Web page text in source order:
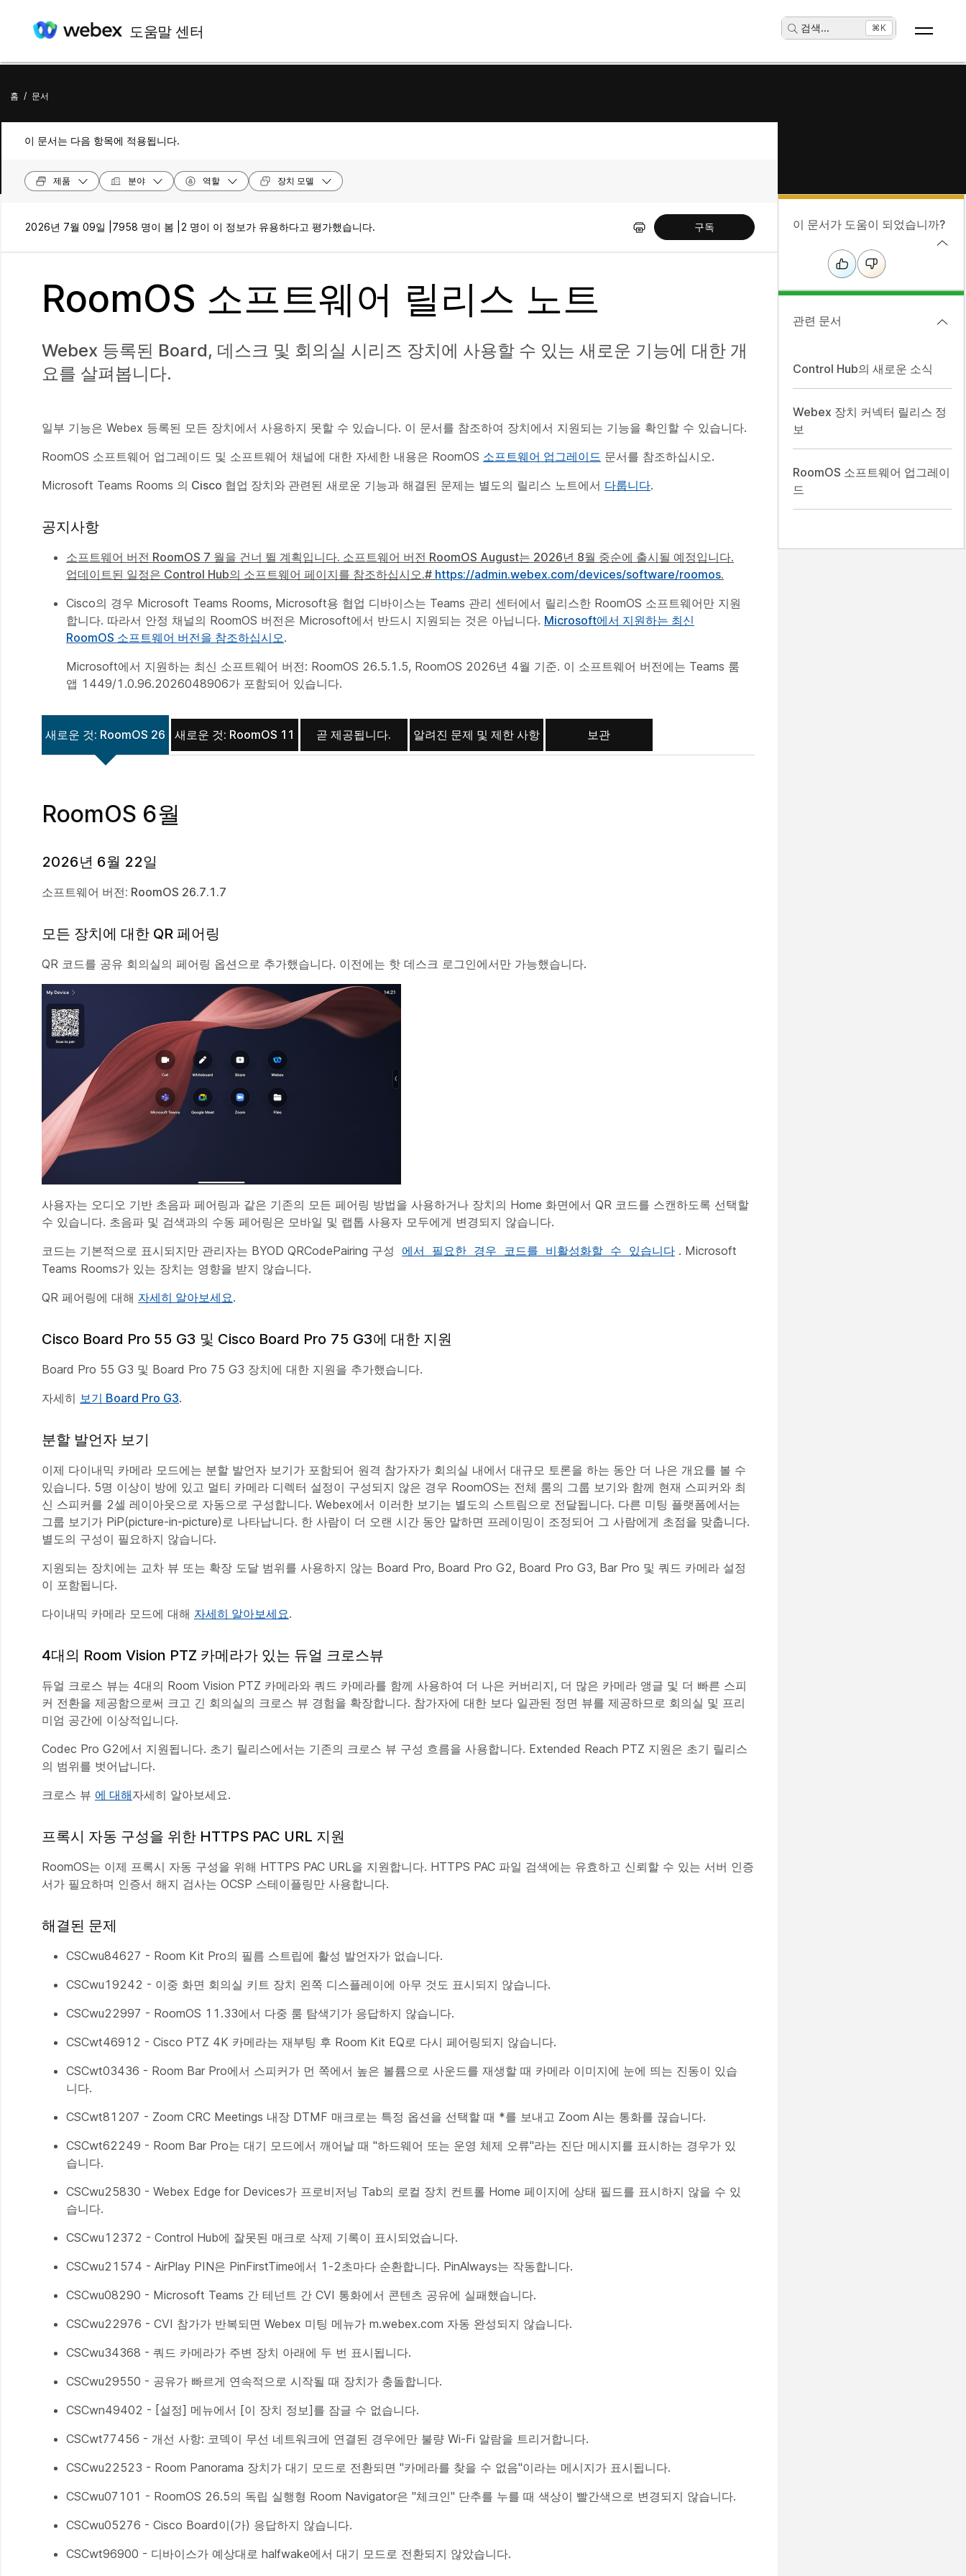
도움말 센터 검색... ⌘K
홈 / 문서
이 문서는 다음 항목에 적용됩니다.
제품 분야 역할 장치 모델
2026년 7월 09일 | 7958 명이 봄 | 2 명이 이 정보가 유용하다고 평가했습니다. 구독
RoomOS 소프트웨어 릴리스 노트
Webex 등록된 Board, 데스크 및 회의실 시리즈 장치에 사용할 수 있는 새로운 기능에 대한 개
요를 살펴봅니다.
일부 기능은 Webex 등록된 모든 장치에서 사용하지 못할 수 있습니다. 이 문서를 참조하여 장치에서 지원되는 기능을 확인할 수 있습니다.
RoomOS 소프트웨어 업그레이드 및 소프트웨어 채널에 대한 자세한 내용은 RoomOS 소프트웨어 업그레이드 문서를 참조하십시오.
Microsoft Teams Rooms 의 Cisco 협업 장치와 관련된 새로운 기능과 해결된 문제는 별도의 릴리스 노트에서 다룹니다.
공지사항
소프트웨어 버전 RoomOS 7 월을 건너 뛸 계획입니다. 소프트웨어 버전 RoomOS August는 2026년 8월 중순에 출시될 예정입니다.
업데이트된 일정은 Control Hub의 소프트웨어 페이지를 참조하십시오.# https://admin.webex.com/devices/software/roomos.
Cisco의 경우 Microsoft Teams Rooms, Microsoft용 협업 디바이스는 Teams 관리 센터에서 릴리스한 RoomOS 소프트웨어만 지원
합니다. 따라서 안정 채널의 RoomOS 버전은 Microsoft에서 반드시 지원되는 것은 아닙니다. Microsoft에서 지원하는 최신
RoomOS 소프트웨어 버전을 참조하십시오.
Microsoft에서 지원하는 최신 소프트웨어 버전: RoomOS 26.5.1.5, RoomOS 2026년 4월 기준. 이 소프트웨어 버전에는 Teams 룸
앱 1449/1.0.96.2026048906가 포함되어 있습니다.
새로운 것: RoomOS 26 새로운 것: RoomOS 11 곧 제공됩니다. 알려진 문제 및 제한 사항 보관
RoomOS 6월
2026년 6월 22일
소프트웨어 버전: RoomOS 26.7.1.7
모든 장치에 대한 QR 페어링
QR 코드를 공유 회의실의 페어링 옵션으로 추가했습니다. 이전에는 핫 데스크 로그인에서만 가능했습니다.
사용자는 오디오 기반 초음파 페어링과 같은 기존의 모든 페어링 방법을 사용하거나 장치의 Home 화면에서 QR 코드를 스캔하도록 선택할
수 있습니다. 초음파 및 검색과의 수동 페어링은 모바일 및 랩톱 사용자 모두에게 변경되지 않습니다.
코드는 기본적으로 표시되지만 관리자는 BYOD QRCodePairing 구성
에서 필요한 경우 코드를 비활성화할 수 있습니다 . Microsoft
Teams Rooms가 있는 장치는 영향을 받지 않습니다.
QR 페어링에 대해 자세히 알아보세요.
Cisco Board Pro 55 G3 및 Cisco Board Pro 75 G3에 대한 지원
Board Pro 55 G3 및 Board Pro 75 G3 장치에 대한 지원을 추가했습니다.
자세히 보기 Board Pro G3.
분할 발언자 보기
이제 다이내믹 카메라 모드에는 분할 발언자 보기가 포함되어 원격 참가자가 회의실 내에서 대규모 토론을 하는 동안 더 나은 개요를 볼 수
있습니다. 5명 이상이 방에 있고 멀티 카메라 디렉터 설정이 구성되지 않은 경우 RoomOS는 전체 룸의 그룹 보기와 함께 현재 스피커와 최
신 스피커를 2셀 레이아웃으로 자동으로 구성합니다. Webex에서 이러한 보기는 별도의 스트림으로 전달됩니다. 다른 미팅 플랫폼에서는
그룹 보기가 PiP(picture-in-picture)로 나타납니다. 한 사람이 더 오랜 시간 동안 말하면 프레이밍이 조정되어 그 사람에게 초점을 맞춥니다.
별도의 구성이 필요하지 않습니다.
지원되는 장치에는 교차 뷰 또는 확장 도달 범위를 사용하지 않는 Board Pro, Board Pro G2, Board Pro G3, Bar Pro 및 쿼드 카메라 설정
이 포함됩니다.
다이내믹 카메라 모드에 대해 자세히 알아보세요.
4대의 Room Vision PTZ 카메라가 있는 듀얼 크로스뷰
듀얼 크로스 뷰는 4대의 Room Vision PTZ 카메라와 쿼드 카메라를 함께 사용하여 더 나은 커버리지, 더 많은 카메라 앵글 및 더 빠른 스피
커 전환을 제공함으로써 크고 긴 회의실의 크로스 뷰 경험을 확장합니다. 참가자에 대한 보다 일관된 정면 뷰를 제공하므로 회의실 및 프리
미엄 공간에 이상적입니다.
Codec Pro G2에서 지원됩니다. 초기 릴리스에서는 기존의 크로스 뷰 구성 흐름을 사용합니다. Extended Reach PTZ 지원은 초기 릴리스
의 범위를 벗어납니다.
크로스 뷰 에 대해자세히 알아보세요.
프록시 자동 구성을 위한 HTTPS PAC URL 지원
RoomOS는 이제 프록시 자동 구성을 위해 HTTPS PAC URL을 지원합니다. HTTPS PAC 파일 검색에는 유효하고 신뢰할 수 있는 서버 인증
서가 필요하며 인증서 해지 검사는 OCSP 스테이플링만 사용합니다.
해결된 문제
CSCwu84627 - Room Kit Pro의 필름 스트립에 활성 발언자가 없습니다.
CSCwu19242 - 이중 화면 회의실 키트 장치 왼쪽 디스플레이에 아무 것도 표시되지 않습니다.
CSCwu22997 - RoomOS 11.33에서 다중 룸 탐색기가 응답하지 않습니다.
CSCwt46912 - Cisco PTZ 4K 카메라는 재부팅 후 Room Kit EQ로 다시 페어링되지 않습니다.
CSCwt03436 - Room Bar Pro에서 스피커가 먼 쪽에서 높은 볼륨으로 사운드를 재생할 때 카메라 이미지에 눈에 띄는 진동이 있습
니다.
CSCwt81207 - Zoom CRC Meetings 내장 DTMF 매크로는 특정 옵션을 선택할 때 *를 보내고 Zoom AI는 통화를 끊습니다.
CSCwt62249 - Room Bar Pro는 대기 모드에서 깨어날 때 "하드웨어 또는 운영 체제 오류"라는 진단 메시지를 표시하는 경우가 있
습니다.
CSCwu25830 - Webex Edge for Devices가 프로비저닝 Tab의 로컬 장치 컨트롤 Home 페이지에 상태 필드를 표시하지 않을 수 있
습니다.
CSCwu12372 - Control Hub에 잘못된 매크로 삭제 기록이 표시되었습니다.
CSCwu21574 - AirPlay PIN은 PinFirstTime에서 1-2초마다 순환합니다. PinAlways는 작동합니다.
CSCwu08290 - Microsoft Teams 간 테넌트 간 CVI 통화에서 콘텐츠 공유에 실패했습니다.
CSCwu22976 - CVI 참가가 반복되면 Webex 미팅 메뉴가 m.webex.com 자동 완성되지 않습니다.
CSCwu34368 - 쿼드 카메라가 주변 장치 아래에 두 번 표시됩니다.
CSCwu29550 - 공유가 빠르게 연속적으로 시작될 때 장치가 충돌합니다.
CSCwn49402 - [설정] 메뉴에서 [이 장치 정보]를 잠글 수 없습니다.
CSCwt77456 - 개선 사항: 코덱이 무선 네트워크에 연결된 경우에만 불량 Wi-Fi 알람을 트리거합니다.
CSCwu22523 - Room Panorama 장치가 대기 모드로 전환되면 "카메라를 찾을 수 없음"이라는 메시지가 표시됩니다.
CSCwu07101 - RoomOS 26.5의 독립 실행형 Room Navigator은 "체크인" 단추를 누를 때 색상이 빨간색으로 변경되지 않습니다.
CSCwu05276 - Cisco Board이(가) 응답하지 않습니다.
CSCwt96900 - 디바이스가 예상대로 halfwake에서 대기 모드로 전환되지 않았습니다.
이 문서가 도움이 되었습니까?
관련 문서
Control Hub의 새로운 소식
Webex 장치 커넥터 릴리스 정
보
RoomOS 소프트웨어 업그레이
드